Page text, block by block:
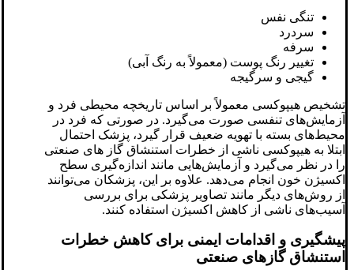
تنگی نفس
سردرد
سرفه
تغییر رنگ پوست (معمولاً به رنگ آبی)
گیجی و سرگیجه
تشخیص هیپوکسی معمولاً بر اساس تاریخچه محیطی فرد و
آزمایش‌های تنفسی صورت می‌گیرد. در صورتی که فرد در
محیط‌های بسته با تهویه ضعیف قرار گیرد، پزشک احتمال
ابتلا به هیپوکسی ناشی از خطرات استنشاق گاز های صنعتی
را در نظر می‌گیرد و آزمایش‌هایی مانند اندازه‌گیری سطح
اکسیژن خون انجام می‌دهد. علاوه بر این، پزشکان می‌توانند
از روش‌های دیگر مانند تصاویر پزشکی برای بررسی
آسیب‌های ناشی از کاهش اکسیژن استفاده کنند.
پیشگیری و اقدامات ایمنی برای کاهش خطرات
استنشاق گازهای صنعتی